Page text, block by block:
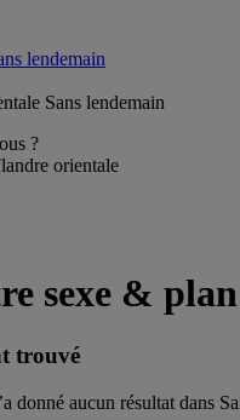
lendemain
Sans lendemain
?
orientale
sexe &
trouvé
donné aucun résultat dans